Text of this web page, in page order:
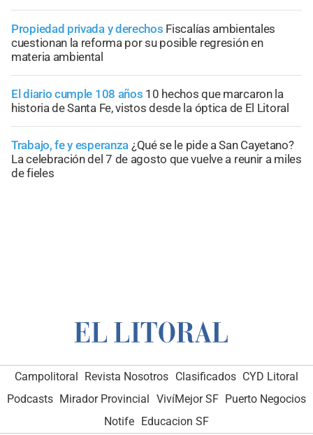
Propiedad privada y derechos Fiscalías ambientales
cuestionan la reforma por su posible regresión en
materia ambiental
El diario cumple 108 años 10 hechos que marcaron la
historia de Santa Fe, vistos desde la óptica de El Litoral
Trabajo, fe y esperanza ¿Qué se le pide a San Cayetano?
La celebración del 7 de agosto que vuelve a reunir a miles
de fieles
Campolitoral Revista Nosotros Clasificados CYD Litoral
Podcasts Mirador Provincial VivíMejor SF Puerto Negocios
Notife Educacion SF